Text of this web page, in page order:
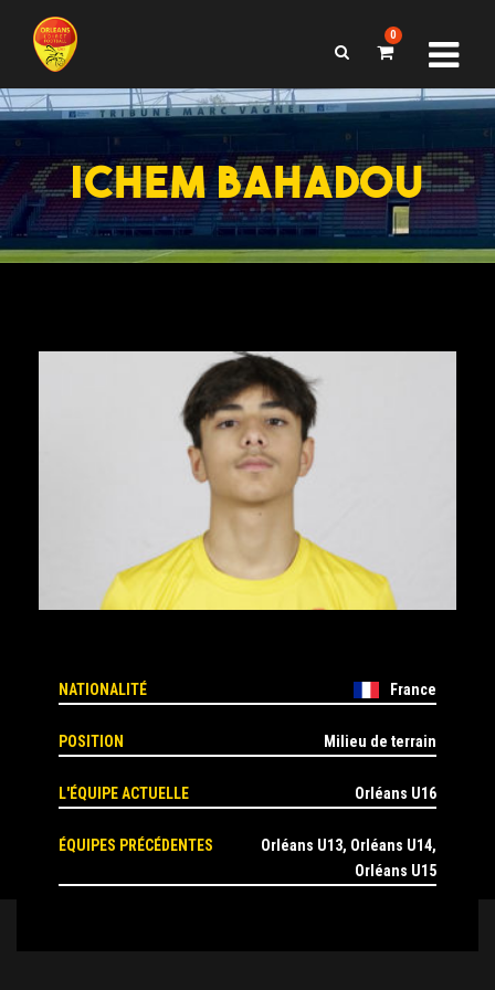
0
ICHEM BAHADOU
NATIONALITÉ France
POSITION Milieu de terrain
L'ÉQUIPE ACTUELLE Orléans U16
ÉQUIPES PRÉCÉDENTES
Orléans U13, Orléans U14,
Orléans U15